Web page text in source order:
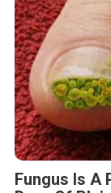
Fungus Is A